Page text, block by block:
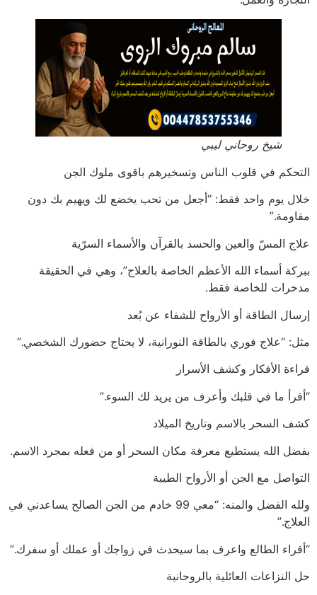
شيخ روحاني ليبي
التحكم في قلوب الناس وتسخيرهم باقوى ملوك الجن
خلال يوم واحد فقط: “أجعل من تحب يخضع لك ويهيم بك دون
مقاومة.”
علاج المسّ والعين والحسد بالقرآن والأسماء السرّية
ببركة أسماء الله الأعظم الخاصة بالعلاج”، وهي في الحقيقة
مدخرات للخاصة فقط.
إرسال الطاقة أو الأرواح للشفاء عن بُعد
مثل: “علاج فوري بالطاقة النورانية، لا يحتاج حضورك الشخصي.”
قراءة الأفكار وكشف الأسرار
“أقرأ ما في قلبك وأعرف من يريد لك السوء.”
كشف السحر بالاسم وتاريخ الميلاد
بفضل الله يستطيع معرفة مكان السحر أو من فعله بمجرد الاسم.
التواصل مع الجن أو الأرواح الطيبة
ولله الفضل والمنه: “معي 99 خادم من الجن الصالح يساعدني في
العلاج.”
“أقراء الطالع واعرف بما سيحدث في زواجك أو عملك أو سفرك.”
حل النزاعات العائلية بالروحانية